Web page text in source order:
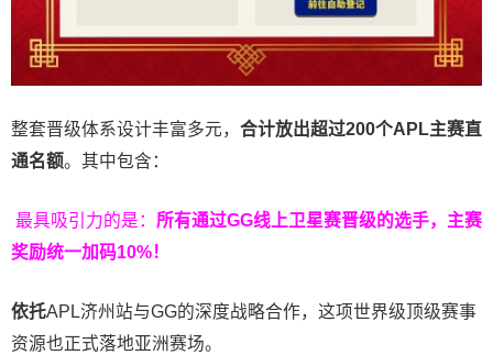
整套晋级体系设计丰富多元， 合计放出超过200个APL主赛直
通名额。其中包含：
最具吸引力的是： 所有通过GG线上卫星赛晋级的选手，主赛
奖励统一加码10%！
依托APL济州站与GG的深度战略合作，这项世界级顶级赛事
资源也正式落地亚洲赛场。